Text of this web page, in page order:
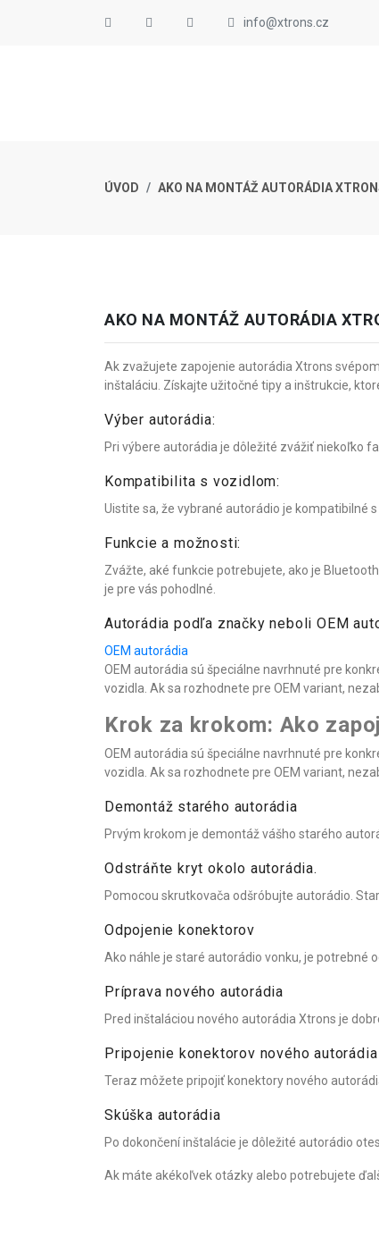
info@xtrons.cz
ÚVOD AKO NA MONTÁŽ AUTORÁDIA
AKO NA MONTÁŽ AUTORÁDIA
Ak zvažujete zapojenie autorádia Xtrons
inštaláciu. Získajte užitočné tipy a inštrukcie,
Výber autorádia:
Pri výbere autorádia je dôležité zvážiť niekoľko
Kompatibilita s vozidlom:
Uistite sa, že vybrané autorádio je kompatibilné
Funkcie a možnosti:
Zvážte, aké funkcie potrebujete, ako je
je pre vás pohodlné.
Autorádia podľa značky neboli OEM
OEM autorádia
OEM autorádia sú špeciálne navrhnuté pre
vozidla. Ak sa rozhodnete pre OEM variant,
Krok za krokom: Ako
OEM autorádia sú špeciálne navrhnuté pre
vozidla. Ak sa rozhodnete pre OEM variant,
Demontáž starého autorádia
Prvým krokom je demontáž vášho starého
Odstráňte kryt okolo autorádia.
Pomocou skrutkovača odšróbujte autorádio.
Odpojenie konektorov
Ako náhle je staré autorádio vonku, je potrebné
Príprava nového autorádia
Pred inštaláciou nového autorádia Xtrons je
Pripojenie konektorov nového autorádia
Teraz môžete pripojiť konektory nového
Skúška autorádia
Po dokončení inštalácie je dôležité autorádio
Ak máte akékoľvek otázky alebo potrebujete